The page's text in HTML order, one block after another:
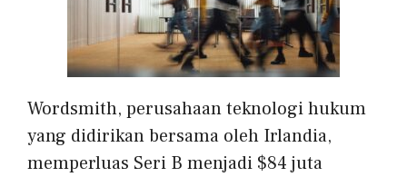
Wordsmith, perusahaan teknologi hukum
yang didirikan bersama oleh Irlandia,
memperluas Seri B menjadi $84 juta